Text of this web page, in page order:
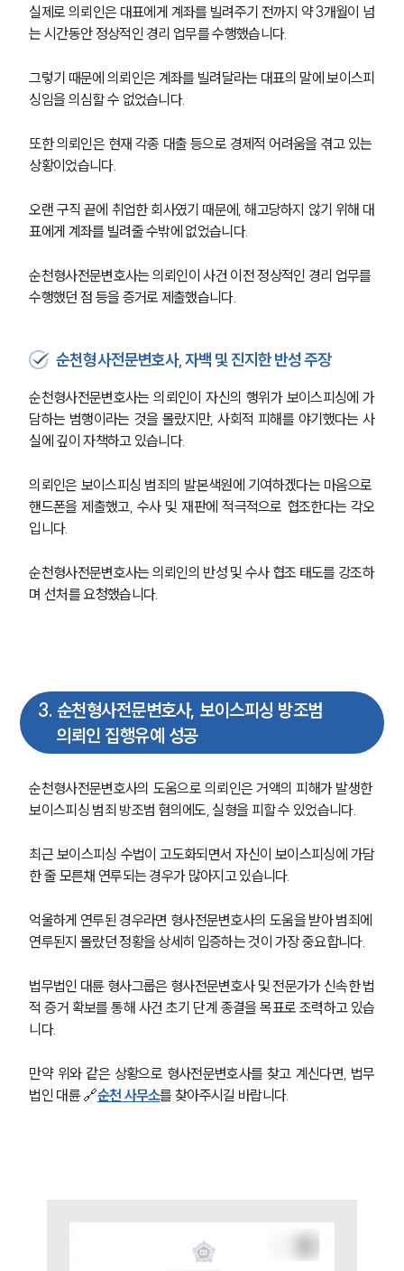
그룹소개
업무사례
실제로 의뢰인은 대표에게 계좌를 빌려주기 전까지 약 3개월이 넘
는 시간동안 정상적인 경리 업무를 수행했습니다.
그렇기 때문에 의뢰인은 계좌를 빌려달라는 대표의 말에 보이스피
싱임을 의심할 수 없었습니다.
또한 의뢰인은 현재 각종 대출 등으로 경제적 어려움을 겪고 있는
상황이었습니다.
오랜 구직 끝에 취업한 회사였기 때문에, 해고당하지 않기 위해 대
표에게 계좌를 빌려줄 수밖에 없었습니다.
순천형사전문변호사는 의뢰인이 사건 이전 정상적인 경리 업무를
수행했던 점 등을 증거로 제출했습니다.
순천형사전문변호사, 자백 및 진지한 반성 주장
순천형사전문변호사는 의뢰인이 자신의 행위가 보이스피싱에 가
담하는 범행이라는 것을 몰랐지만, 사회적 피해를 야기했다는 사
실에 깊이 자책하고 있습니다.
의뢰인은 보이스피싱 범죄의 발본색원에 기여하겠다는 마음으로
핸드폰을 제출했고, 수사 및 재판에 적극적으로 협조한다는 각오
입니다.
순천형사전문변호사는 의뢰인의 반성 및 수사 협조 태도를 강조하
며 선처를 요청했습니다.
3. 순천형사전문변호사, 보이스피싱 방조범
의뢰인 집행유예 성공
순천형사전문변호사의 도움으로 의뢰인은 거액의 피해가 발생한
보이스피싱 범죄 방조범 혐의에도, 실형을 피할 수 있었습니다.
최근 보이스피싱 수법이 고도화되면서 자신이 보이스피싱에 가담
한 줄 모른채 연루되는 경우가 많아지고 있습니다.
억울하게 연루된 경우라면 형사전문변호사의 도움을 받아 범죄에
연루된지 몰랐던 정황을 상세히 입증하는 것이 가장 중요합니다.
법무법인 대륜 형사그룹은 형사전문변호사 및 전문가가 신속한 법
적 증거 확보를 통해 사건 초기 단계 종결을 목표로 조력하고 있습
니다.
만약 위와 같은 상황으로 형사전문변호사를 찾고 계신다면, 법무
법인 대륜 🔗순천 사무소를 찾아주시길 바랍니다.